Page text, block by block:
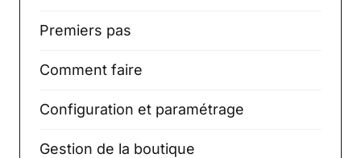
Premiers pas
Comment faire
Configuration et paramétrage
Gestion de la boutique